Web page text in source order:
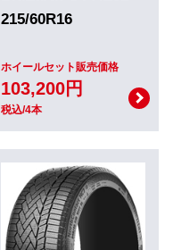
215/60R16
ホイールセット販売価格
103,200円
税込/4本